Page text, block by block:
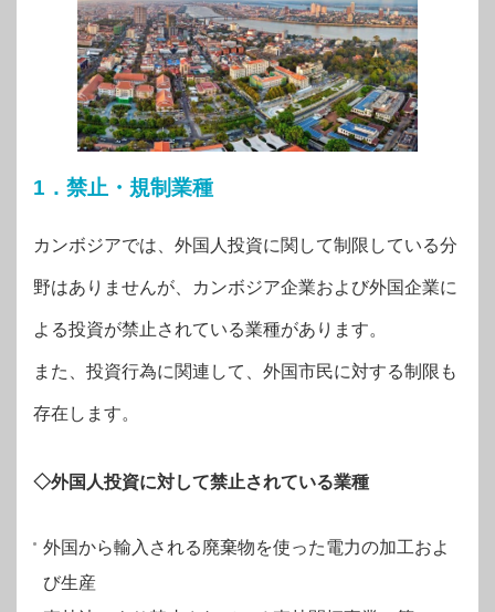
1．禁止・規制業種
カンボジアでは、外国人投資に関して制限している分
野はありませんが、カンボジア企業および外国企業に
よる投資が禁止されている業種があります。
また、投資行為に関連して、外国市民に対する制限も
存在します。
◇外国人投資に対して禁止されている業種
外国から輸入される廃棄物を使った電力の加工およ
び生産